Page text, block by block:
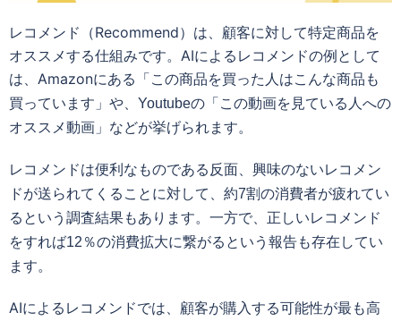
レコメンド（Recommend）は、顧客に対して特定商品を
オススメする仕組みです。AIによるレコメンドの例として
は、Amazonにある「この商品を買った人はこんな商品も
買っています」や、Youtubeの「この動画を見ている人への
オススメ動画」などが挙げられます。
レコメンドは便利なものである反面、 興味のないレコメン
ドが送られてくることに対して、約7割の消費者が疲れてい
るという調査結果もあります。一方で、正しいレコメンド
をすれば12％の消費拡大に繋がるという報告も存在してい
ます。
AIによるレコメンドでは、顧客が購入する可能性が最も高